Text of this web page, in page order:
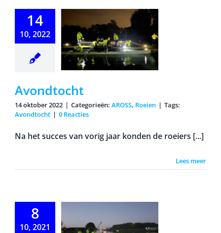
14
10, 2022
Avondtocht
14 oktober 2022 | Categorieën: AROSS, Roeien | Tags:
Avondtocht | 0 Reacties
Na het succes van vorig jaar konden de roeiers [...]
Lees meer
8
10, 2021